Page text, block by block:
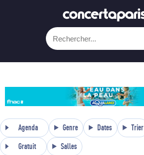
Agenda Genre Dates Trier
Gratuit Salles